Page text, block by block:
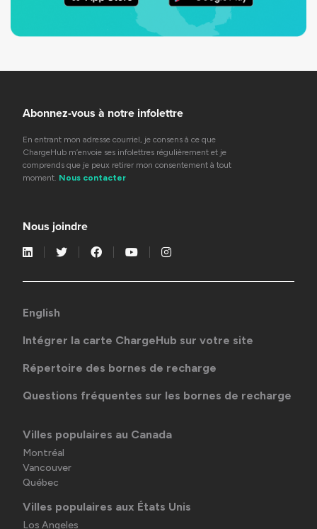
Abonnez-vous à notre infolettre
En entrant mon adresse courriel, je consens à ce que
ChargeHub m’envoie ses infolettres régulièrement et je
comprends que je peux retirer mon consentement à tout
moment. Nous contacter
Nous joindre
English
Intégrer la carte ChargeHub sur votre site
Répertoire des bornes de recharge
Questions fréquentes sur les bornes de recharge
Villes populaires au Canada
Montréal
Vancouver
Québec
Villes populaires aux États Unis
Los Angeles